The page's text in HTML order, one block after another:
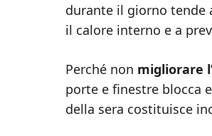
durante il giorno tende
il calore interno e a
Perché non migliorare
porte e finestre blocca
della sera costituisce